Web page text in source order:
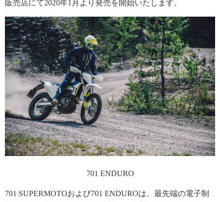
販売店にて2020年1月より発売を開始いたします。
701 ENDURO
701 SUPERMOTOおよび701 ENDUROは、最先端の電子制